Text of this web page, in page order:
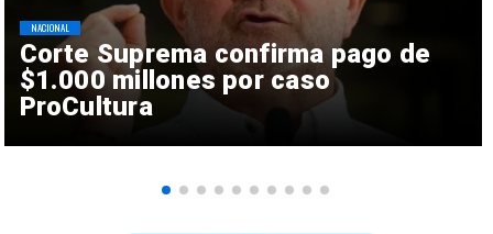
Corte Suprema confirma pago de
$1.000 millones por caso
ProCultura
NACIONAL